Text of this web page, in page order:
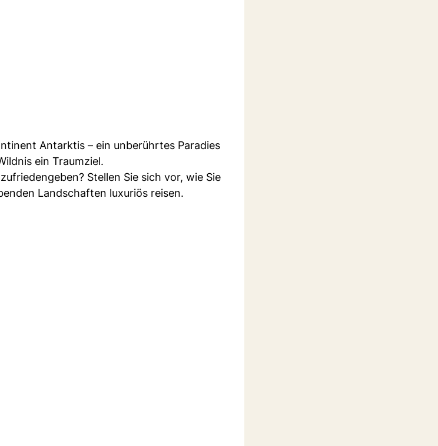
Antarktis – ein unberührtes Paradies
ein Traumziel.
Stellen Sie sich vor, wie Sie
Landschaften luxuriös reisen.